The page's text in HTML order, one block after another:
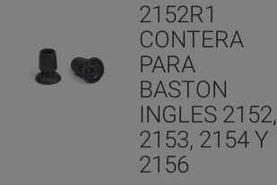
2152R1
CONTERA
PARA
BASTON
INGLES 2152,
2153, 2154 Y
2156